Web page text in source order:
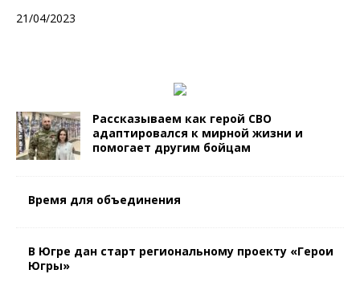
21/04/2023
Рассказываем как герой СВО
адаптировался к мирной жизни и
помогает другим бойцам
Время для объединения
В Югре дан старт региональному проекту «Герои
Югры»